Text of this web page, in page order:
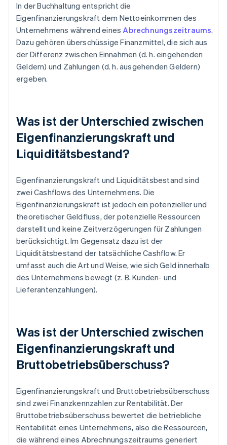
In der Buchhaltung entspricht die
Eigenfinanzierungskraft dem Nettoeinkommen des
Unternehmens während einesAbrechnungszeitraums.
Dazu gehören überschüssige Finanzmittel, die sich aus
der Differenz zwischen Einnahmen (d. h. eingehenden
Geldern) und Zahlungen (d. h. ausgehenden Geldern)
ergeben.
Was ist der Unterschied zwischen
Eigenfinanzierungskraft und
Liquiditätsbestand?
Eigenfinanzierungskraft und Liquiditätsbestand sind
zwei Cashflows des Unternehmens. Die
Eigenfinanzierungskraft ist jedoch ein potenzieller und
theoretischer Geldfluss, der potenzielle Ressourcen
darstellt und keine Zeitverzögerungen für Zahlungen
berücksichtigt. Im Gegensatz dazu ist der
Liquiditätsbestand der tatsächliche Cashflow. Er
umfasst auch die Art und Weise, wie sich Geld innerhalb
des Unternehmens bewegt (z. B. Kunden- und
Lieferantenzahlungen).
Was ist der Unterschied zwischen
Eigenfinanzierungskraft und
Bruttobetriebsüberschuss?
Eigenfinanzierungskraft und Bruttobetriebsüberschuss
sind zwei Finanzkennzahlen zur Rentabilität. Der
Bruttobetriebsüberschuss bewertet die betriebliche
Rentabilität eines Unternehmens, also die Ressourcen,
die während eines Abrechnungszeitraums generiert